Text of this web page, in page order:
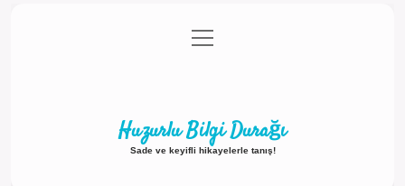
Gizlilik Politikası
menüyü
aç
Huzurlu Bilgi Durağı
Sade ve keyifli hikayelerle tanış!